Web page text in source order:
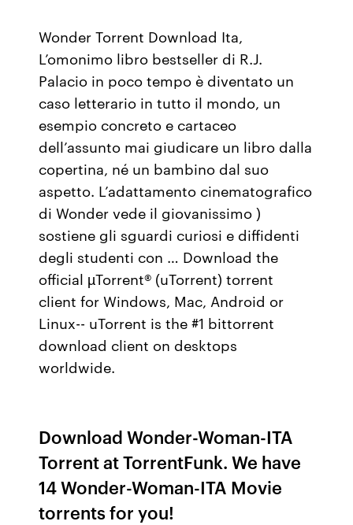
Wonder Torrent Download Ita,
L’omonimo libro bestseller di R.J.
Palacio in poco tempo è diventato un
caso letterario in tutto il mondo, un
esempio concreto e cartaceo
dell’assunto mai giudicare un libro dalla
copertina, né un bambino dal suo
aspetto. L’adattamento cinematografico
di Wonder vede il giovanissimo )
sostiene gli sguardi curiosi e diffidenti
degli studenti con … Download the
official µTorrent® (uTorrent) torrent
client for Windows, Mac, Android or
Linux-- uTorrent is the #1 bittorrent
download client on desktops
worldwide.
Download Wonder-Woman-ITA
Torrent at TorrentFunk. We have
14 Wonder-Woman-ITA Movie
torrents for you!